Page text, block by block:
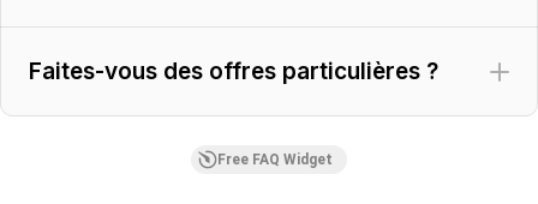
Faites-vous des offres particulières ?
Free FAQ Widget